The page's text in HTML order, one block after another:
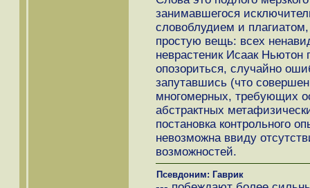
занимавшегося
словоблудием и плагиатом,
простую вещь: всех
неврастеник Исаак Ньютон
опозориться, случайно
запутавшись (что
многомерных, требующих
абстрактных
постановка контрольного
невозможна ввиду
возможностей.
Псевдоним: Гаврик